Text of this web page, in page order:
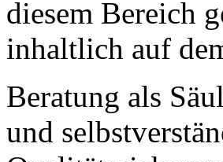
diesem Bereich
inhaltlich auf
Beratung als
und